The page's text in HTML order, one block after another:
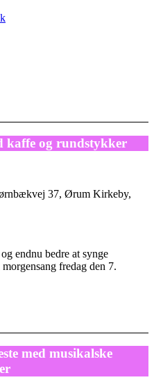
kaffe og rundstykker
37, Ørum Kirkeby,
endnu bedre at synge
fredag den 7.
med musikalske